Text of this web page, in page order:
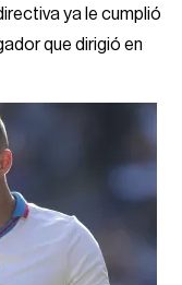
ya le cumplió
que dirigió en